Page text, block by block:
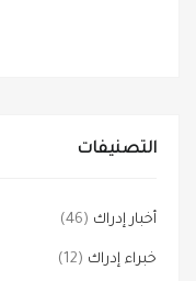
التصنيفات
أخبار إدراك (46)
خبراء إدراك (12)